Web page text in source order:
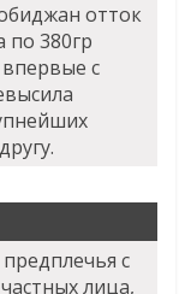
отток
по 380гр
с
с
лица,